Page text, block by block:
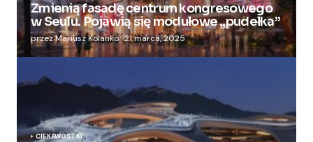
Zmienią fasadę centrum kongresowego
w Seulu. Pojawią się modułowe „pudełka”
przez Mariusz Kolanko 21 marca, 2025
CIEKAWOSTKI